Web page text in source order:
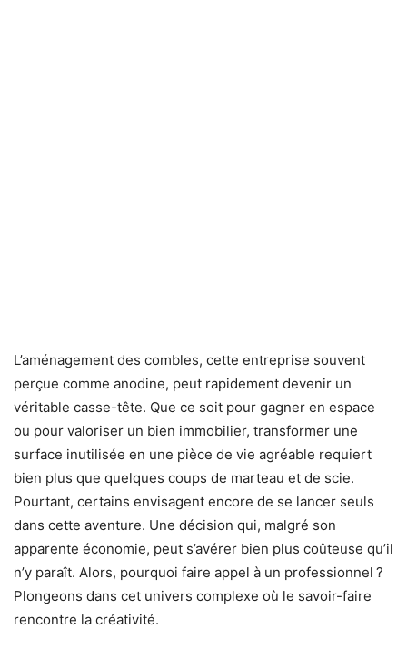
L’aménagement des combles, cette entreprise souvent
perçue comme anodine, peut rapidement devenir un
véritable casse-tête. Que ce soit pour gagner en espace
ou pour valoriser un bien immobilier, transformer une
surface inutilisée en une pièce de vie agréable requiert
bien plus que quelques coups de marteau et de scie.
Pourtant, certains envisagent encore de se lancer seuls
dans cette aventure. Une décision qui, malgré son
apparente économie, peut s’avérer bien plus coûteuse qu’il
n’y paraît. Alors, pourquoi faire appel à un professionnel ?
Plongeons dans cet univers complexe où le savoir-faire
rencontre la créativité.